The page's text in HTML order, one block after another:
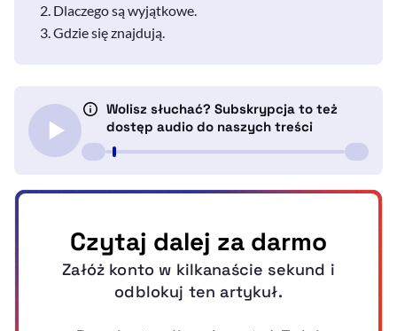
Dlaczego są wyjątkowe.
Gdzie się znajdują.